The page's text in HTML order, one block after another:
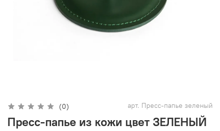
(0) арт. Пресс-папье зеленый
Пресс-папье из кожи цвет ЗЕЛЕНЫЙ